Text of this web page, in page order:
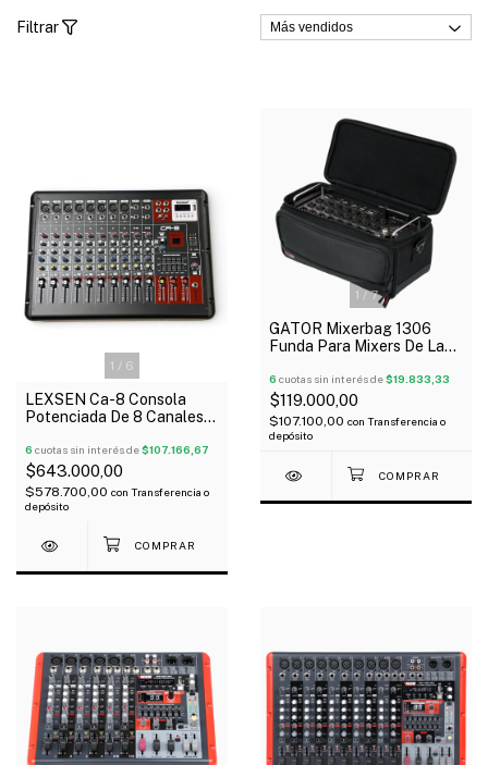
Filtrar
1 / 6
LEXSEN Ca-8 Consola
Potenciada De 8 Canales
6 cuotas sin interés de$107.166,67
$643.000,00
$578.700,00 con Transferencia o
depósito
1 /7
GATOR Mixerbag 1306
Funda Para Mixers De La
6 cuotas sin interés de$19.833,33
$119.000,00
$107.100,00 con Transferencia o
depósito